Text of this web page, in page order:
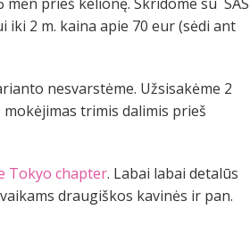
2 m. kaina apie 70 eur (sėdi ant
nesvarstėme. Užsisakėme 2
trimis dalimis prieš
Tokyo chapter. Labai labai detalūs
draugiškos kavinės ir pan.